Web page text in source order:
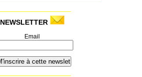
NEWSLETTER
Email